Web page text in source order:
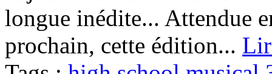
longue inédite... Attendue
prochain, cette édition...